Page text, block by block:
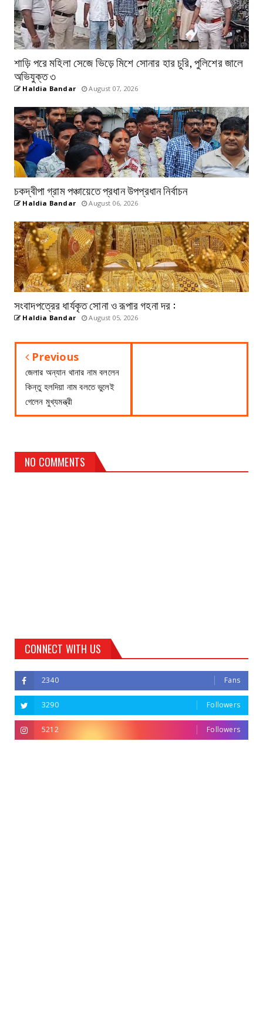
শাড়ি পরে মহিলা সেজে ভিড়ে মিশে সোনার হার চুরি, পুলিশের জালে
অভিযুক্ত ৩
Haldia Bandar August 07, 2026
চকদ্বীপা গ্রাম পঞ্চায়েতে প্রধান উপপ্রধান নির্বাচন
Haldia Bandar August 06, 2026
সংবাদপত্রের ধার্যকৃত সোনা ও রূপার গহনা দর :
Haldia Bandar August 05, 2026
Previous
জেলার অন্যান থানার নাম বললেন
কিন্তু হলদিয়া নাম বলতে ভুলেই
গেলেন মুখ্যমন্ত্রী
NO COMMENTS
CONNECT WITH US
2340 Fans
3290 Followers
5212 Followers